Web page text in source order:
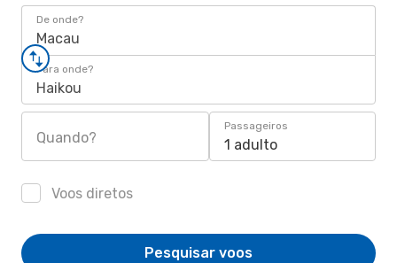
De onde?
Macau
Para onde?
Haikou
Quando?
Passageiros
1 adulto
Voos diretos
Pesquisar voos